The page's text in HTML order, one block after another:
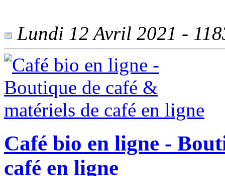
Lundi 12 Avril 2021 -
Café bio en ligne -
café en ligne